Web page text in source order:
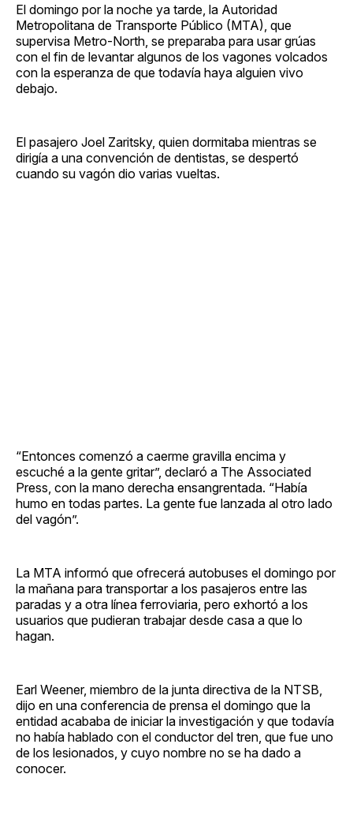
El domingo por la noche ya tarde, la Autoridad
Metropolitana de Transporte Público (MTA), que
supervisa Metro-North, se preparaba para usar grúas
con el fin de levantar algunos de los vagones volcados
con la esperanza de que todavía haya alguien vivo
debajo.
El pasajero Joel Zaritsky, quien dormitaba mientras se
dirigía a una convención de dentistas, se despertó
cuando su vagón dio varias vueltas.
“Entonces comenzó a caerme gravilla encima y
escuché a la gente gritar”, declaró a The Associated
Press, con la mano derecha ensangrentada. “Había
humo en todas partes. La gente fue lanzada al otro lado
del vagón”.
La MTA informó que ofrecerá autobuses el domingo por
la mañana para transportar a los pasajeros entre las
paradas y a otra línea ferroviaria, pero exhortó a los
usuarios que pudieran trabajar desde casa a que lo
hagan.
Earl Weener, miembro de la junta directiva de la NTSB,
dijo en una conferencia de prensa el domingo que la
entidad acababa de iniciar la investigación y que todavía
no había hablado con el conductor del tren, que fue uno
de los lesionados, y cuyo nombre no se ha dado a
conocer.